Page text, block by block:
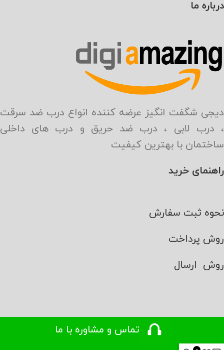
تماس و مشاوره با ما
درباره ما
دیجی شگفت انگیز عرضه کننده انواع درب ضد سرقت
، درب لابی ، درب ضد حریق و درب های داخلی
ساختمان با بهترین کیفیت
راهنمای خرید
نحوه ثبت سفارش
روش پرداخت
روش ارسال
مجوزها و شبکه های اجتماعی